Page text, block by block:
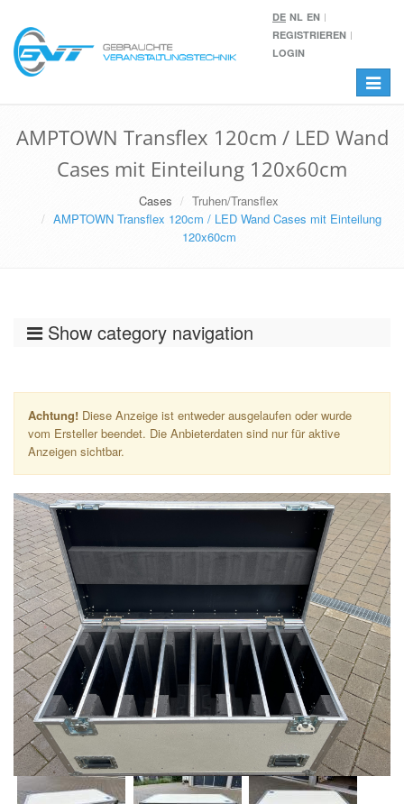
DE NL EN
REGISTRIEREN
LOGIN
Toggle
AMPTOWN Transflex 120cm / LED Wand
Cases mit Einteilung 120x60cm
Cases
Truhen/Transflex
AMPTOWN Transflex 120cm / LED Wand Cases mit Einteilung
120x60cm
Show category navigation
Achtung! Diese Anzeige ist entweder ausgelaufen oder wurde
vom Ersteller beendet. Die Anbieterdaten sind nur für aktive
Anzeigen sichtbar.